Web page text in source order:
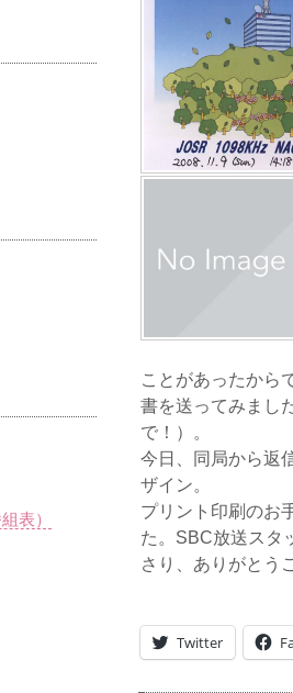
ことがあったから
書を送ってみまし
で！）。
今日、同局から返
ザイン。
プリント印刷のお
た。SBC放送スタ
さり、ありがとう
Twitter
表）